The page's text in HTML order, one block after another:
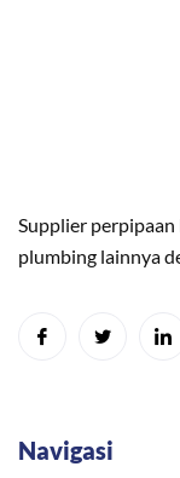
Supplier perpipaan
plumbing lainnya
Navigasi